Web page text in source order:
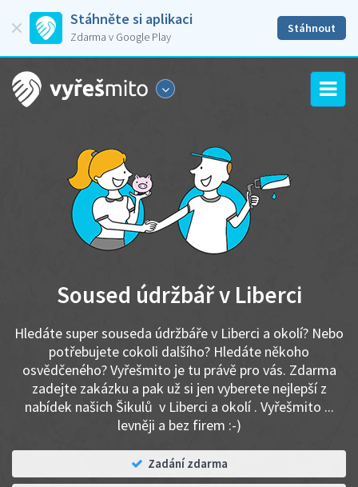
Stáhněte si aplikaci
Zdarma v Google Play
Stáhnout
Soused údržbář v Liberci
Hledáte super souseda údržbáře v Liberci a okolí? Nebo
potřebujete cokoli dalšího? Hledáte někoho
osvědčeného? Vyřešmito je tu právě pro vás. Zdarma
zadejte zakázku a pak už si jen vyberete nejlepší z
nabídek našich Šikulů v Liberci a okolí . Vyřešmito ...
levněji a bez firem :-)
Zadání zdarma